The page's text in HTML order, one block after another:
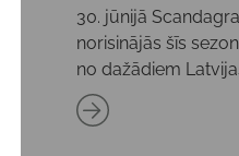
30. jūnijā
norisinājās šīs
no dažādiem
ar Kompetenču
jaunākajām